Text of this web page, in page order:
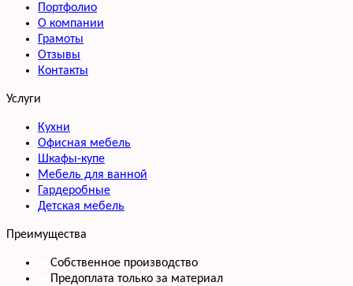
Портфолио
О компании
Грамоты
Отзывы
Контакты
Услуги
Кухни
Офисная мебель
Шкафы-купе
Мебель для ванной
Гардеробные
Детская мебель
Преимущества
Собственное производство
Предоплата только за материал